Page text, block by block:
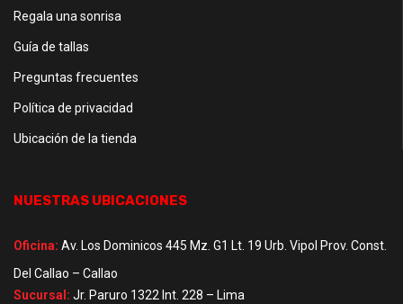
Regala una sonrisa
Guía de tallas
Preguntas frecuentes
Política de privacidad
Ubicación de la tienda
NUESTRAS UBICACIONES
Oficina: Av. Los Dominicos 445 Mz. G1 Lt. 19 Urb. Vipol Prov. Const.
Del Callao – Callao
Sucursal: Jr. Paruro 1322 Int. 228 – Lima